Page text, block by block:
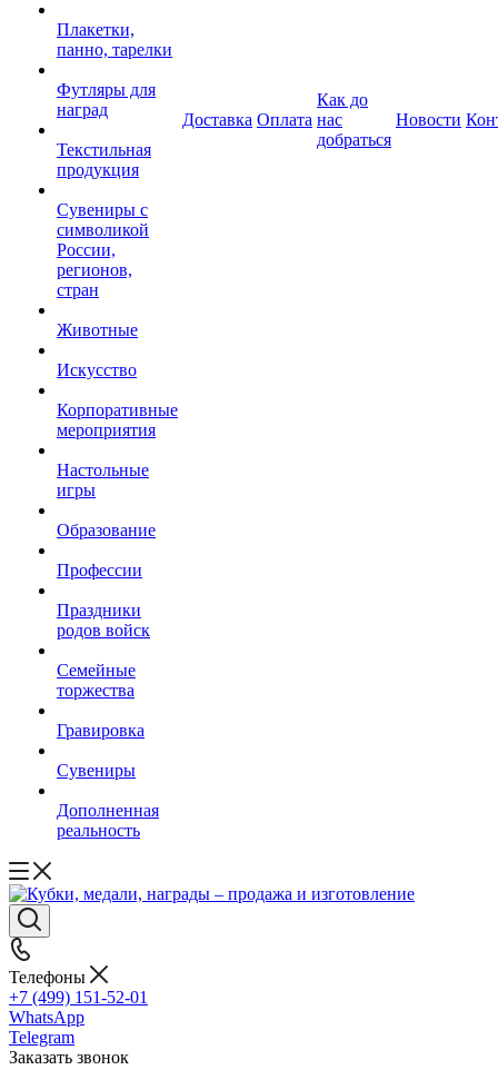
Плакетки,
панно, тарелки
Футляры для
наград
Текстильная
продукция
Сувениры с
символикой
России,
регионов,
стран
Животные
Искусство
Корпоративные
мероприятия
Настольные
игры
Образование
Профессии
Праздники
родов войск
Семейные
торжества
Гравировка
Сувениры
Дополненная
реальность
Доставка Оплата
Как до
нас
добраться
Новости
Телефоны
+7 (499) 151-52-01
WhatsApp
Telegram
Заказать звонок